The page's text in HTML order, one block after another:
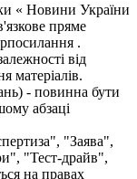
« Новини України
пряме
.
від
матеріалів.
- повинна бути
абзаці
"Заява",
"Тест-драйв",
на правах